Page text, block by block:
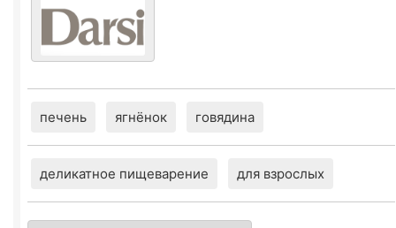
печень ягнёнок говядина
деликатное пищеварение для взрослых